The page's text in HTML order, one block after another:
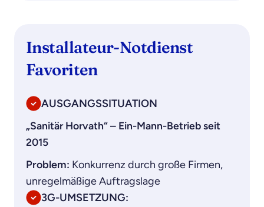
Installateur-Notdienst
Favoriten
AUSGANGSSITUATION
„Sanitär Horvath“ – Ein-Mann-Betrieb seit
2015
Problem: Konkurrenz durch große Firmen,
unregelmäßige Auftragslage
3G-UMSETZUNG: